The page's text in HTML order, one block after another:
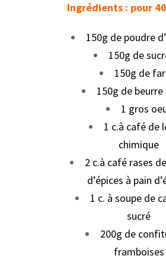
Ingrédients : pour
150g de poudre
150g de
150g de
150g de
1 gros
1 c.à café de
chimique
2 c.à café rases
d’épices à pain
1 c. à soupe de
sucré
200g de
framboises